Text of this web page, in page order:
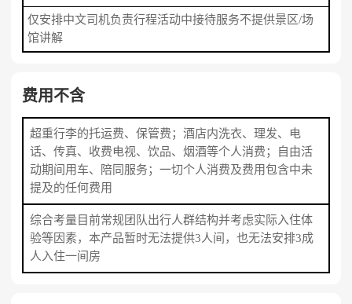
仅安排中文司机负责行程活动中接待服务不提供景区/场
馆讲解
费用不含
超重行李的托运费、保管费；酒店内洗衣、理发、电
话、传真、收费电视、饮品、烟酒等个人消费；自由活
动期间用车、陪同服务；一切个人消费及费用包含中未
提及的任何费用
综合考量目前常规团队出行人群结构并考虑实际入住体
验等因素，本产品暂时无法提供3人间，也无法安排3成
人入住一间房